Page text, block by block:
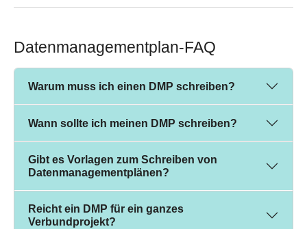
Datenmanagementplan-FAQ
Warum muss ich einen DMP schreiben?
Wann sollte ich meinen DMP schreiben?
Gibt es Vorlagen zum Schreiben von
Datenmanagementplänen?
Reicht ein DMP für ein ganzes
Verbundprojekt?